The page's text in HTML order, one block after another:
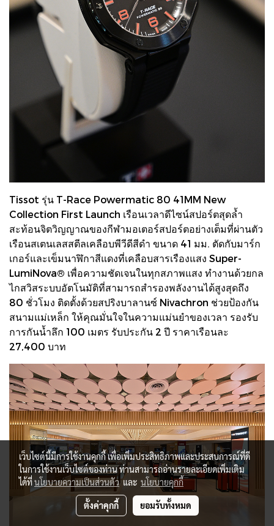
Tissot รุ่น T-Race Powermatic 80 41MM New
Collection First Launch เรือนเวลาดีไซน์สปอร์ตสุดล้ำ
สะท้อนจิตวิญญาณของกีฬามอเตอร์สปอร์ตอย่างเต็มที่ผ่านตัว
เรือนสเตนเลสสตีลเคลือบพีวีดีสีดำ ขนาด 41 มม. ตัดกับมาร์ก
เกอร์และเข็มนาฬิกาสีแดงที่เคลือบสารเรืองแสง Super-
LumiNova® เพื่อความชัดเจนในทุกสภาพแสง ทำงานด้วยกล
ไกสวิสระบบอัตโนมัติที่สามารถสำรองพลังงานได้สูงสุดถึง
80 ชั่วโมง ติดตั้งด้วยสปริงบาลานซ์ Nivachron ช่วยป้องกัน
สนามแม่เหล็ก ให้คุณมั่นใจในความแม่นยำของเวลา รองรับ
การกันน้ำลึก 100 เมตร รับประกัน 2 ปี ราคาเรือนละ
27,400 บาท
เว็บไซต์นี้มีการใช้งานคุกกี้ เพื่อเพิ่มประสิทธิภาพและประสบการณ์ที่ดี
ในการใช้งานเว็บไซต์ของท่าน ท่านสามารถอ่านรายละเอียดเพิ่มเติม
ได้ที่นโยบายความเป็นส่วนตัวและ นโยบายคุกกี้
ตั้งค่าคุกกี้ ยอมรับทั้งหมด